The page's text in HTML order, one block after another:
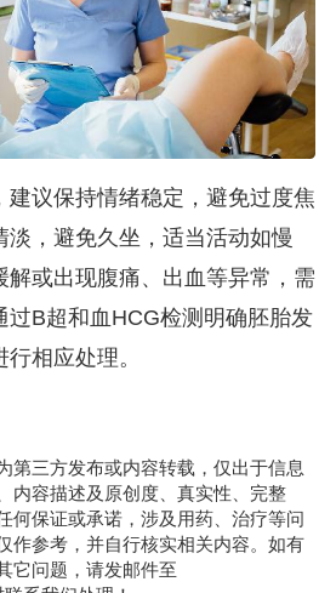
建议保持情绪稳定，避免过度焦
淡，避免久坐，适当活动如慢
解或出现腹痛、出血等异常，需
过B超和血HCG检测明确胚胎发
相应处理。
第三方发布或内容转载，仅出于信息
内容描述及原创度、真实性、完整
何保证或承诺，涉及用药、治疗等问
作参考，并自行核实相关内容。如有
它问题，请发邮件至